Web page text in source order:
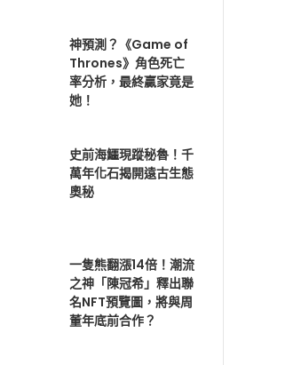
神預測？《Game of
Thrones》角色死亡
率分析，最終贏家竟是
她！
史前海鱷現蹤秘魯！千
萬年化石揭開遠古生態
奧秘
一隻熊翻漲14倍！潮流
之神「陳冠希」釋出聯
名NFT預覽圖，將與周
董年底前合作？